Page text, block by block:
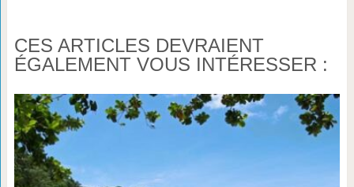
CES ARTICLES DEVRAIENT
ÉGALEMENT VOUS INTÉRESSER :